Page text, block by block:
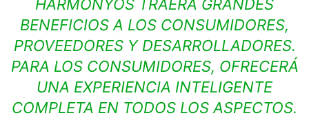
HARMONYOS TRAERÁ GRANDES
BENEFICIOS A LOS CONSUMIDORES,
PROVEEDORES Y DESARROLLADORES.
PARA LOS CONSUMIDORES, OFRECERÁ
UNA EXPERIENCIA INTELIGENTE
COMPLETA EN TODOS LOS ASPECTOS.